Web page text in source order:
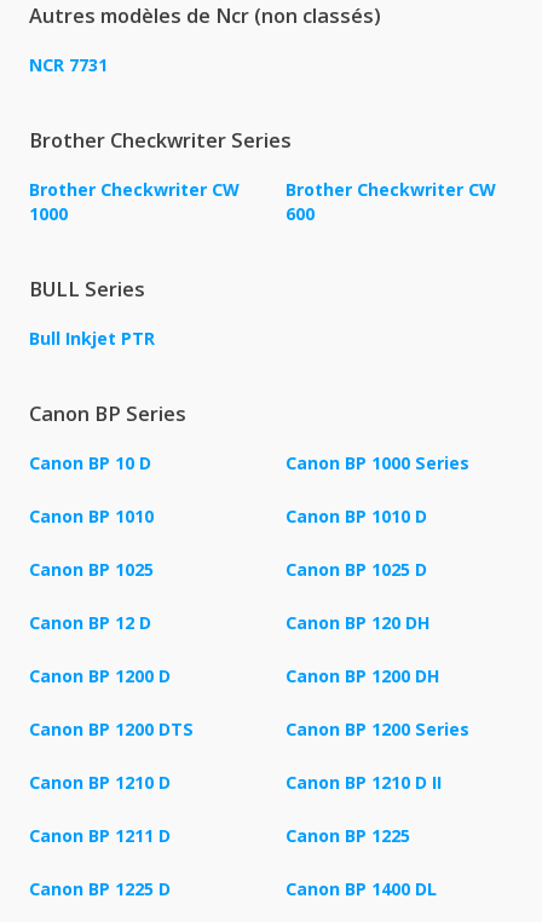
Autres modèles de Ncr (non classés)
NCR 7731
Brother Checkwriter Series
Brother Checkwriter CW
1000
Brother Checkwriter CW
600
BULL Series
Bull Inkjet PTR
Canon BP Series
Canon BP 10 D Canon BP 1000 Series
Canon BP 1010 Canon BP 1010 D
Canon BP 1025 Canon BP 1025 D
Canon BP 12 D Canon BP 120 DH
Canon BP 1200 D Canon BP 1200 DH
Canon BP 1200 DTS Canon BP 1200 Series
Canon BP 1210 D Canon BP 1210 D II
Canon BP 1211 D Canon BP 1225
Canon BP 1225 D Canon BP 1400 DL